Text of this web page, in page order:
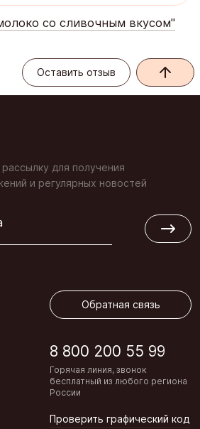
со сливочным вкусом"
Оставить отзыв
для получения
и регулярных новостей
Обратная связь
8 800 200 55 99
Горячая линия, звонок
бесплатный из любого региона
России
Проверить графический код